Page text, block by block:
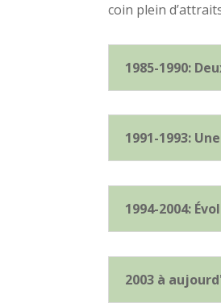
coin plein
1985-1990:
1991-1993:
1994-2004:
2003 à